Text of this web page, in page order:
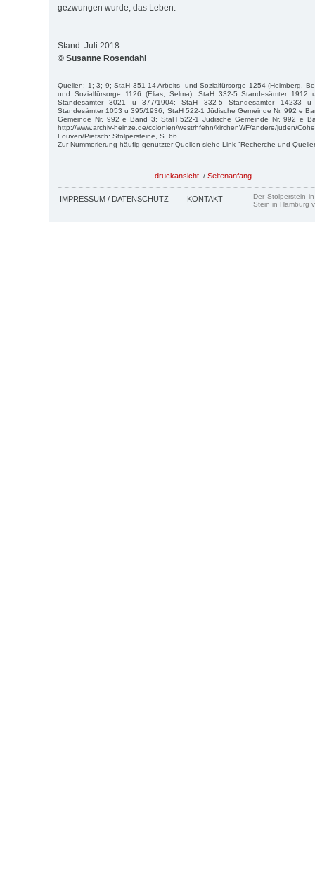
gezwungen wurde, das Leben.
Stand: Juli 2018
© Susanne Rosendahl
Quellen: 1; 3; 9; StaH 351-14 Arbeits- und Sozialfürsorge 1254 (Heimberg,
und Sozialfürsorge 1126 (Elias, Selma); StaH 332-5 Standesämter 1912
Standesämter 3021 u 377/1904; StaH 332-5 Standesämter 14233
Standesämter 1053 u 395/1936; StaH 522-1 Jüdische Gemeinde Nr. 992 e
Gemeinde Nr. 992 e Band 3; StaH 522-1 Jüdische Gemeinde Nr. 992 e
http://www.archiv-heinze.de/colonien/westrhfehn/kirchenWF/andere/juden/
Louven/Pietsch: Stolpersteine, S. 66.
Zur Nummerierung häufig genutzter Quellen siehe Link "Recherche und
druckansicht / Seitenanfang
IMPRESSUM / DATENSCHUTZ KONTAKT
Der Stolperstein
Stein in Hamburg